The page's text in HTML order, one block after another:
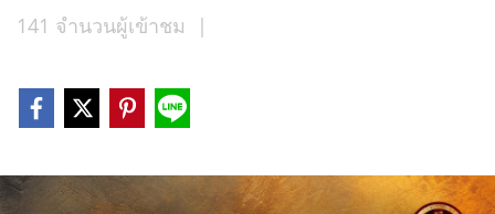
141 จำนวนผู้เข้าชม |